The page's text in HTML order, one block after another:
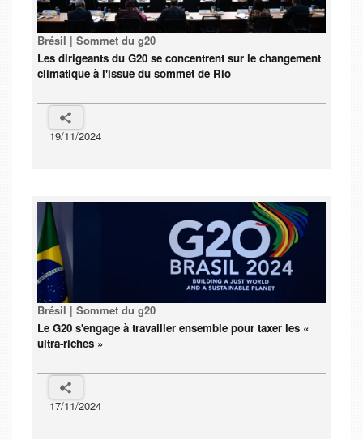
Brésil | Sommet du g20
Les dirigeants du G20 se concentrent sur le changement
climatique à l'issue du sommet de Rio
19/11/2024
Brésil | Sommet du g20
Le G20 s'engage à travailler ensemble pour taxer les «
ultra-riches »
17/11/2024